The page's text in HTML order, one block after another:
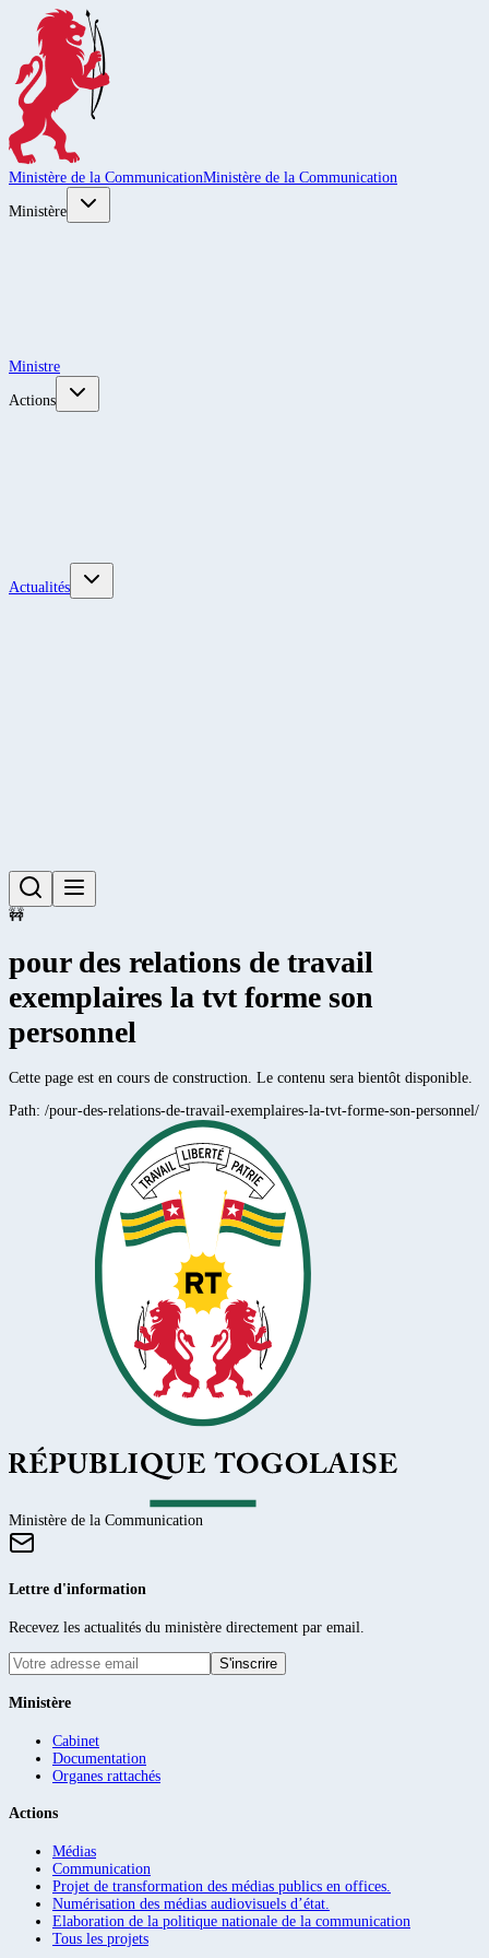
Ministère de la CommunicationMinistère de la Communication
Ministère
Ministre
Actions
Actualités
🚧
pour des relations de travail
exemplaires la tvt forme son
personnel
Cette page est en cours de construction. Le contenu sera bientôt disponible.
Path: /pour-des-relations-de-travail-exemplaires-la-tvt-forme-son-personnel/
Ministère de la Communication
Lettre d'information
Recevez les actualités du ministère directement par email.
S'inscrire
Ministère
Cabinet
Documentation
Organes rattachés
Actions
Médias
Communication
Projet de transformation des médias publics en offices.
Numérisation des médias audiovisuels d’état.
Elaboration de la politique nationale de la communication
Tous les projets